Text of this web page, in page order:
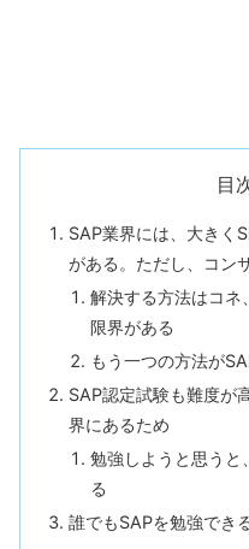
目
SAP業界には、大きく
がある。ただし、コン
解決する方法はコネ
限界がある
もう一つの方法が
SAP認定試験も難度が
界にあるため
勉強しようと思うと
る
誰でもSAPを勉強でき